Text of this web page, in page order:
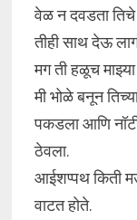
वेळ न दवडता
तीही साथ देऊ
मग ती हळूच
मी भोळे बनून
पकडला आणि
ठेवला.
आईशप्पथ किती
वाटत होते.